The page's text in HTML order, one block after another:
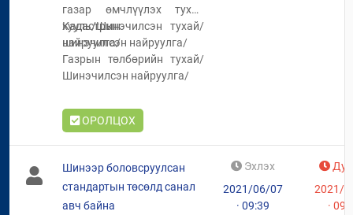
газар өмчлүүлэх тухай
хууль/Шинэчилсэн
найруулга/
Кадастрын тухай/
шинэчилсэн найруулга/
Газрын төлбөрийн тухай/
Шинэчилсэн найруулга/
ОРОЛЦОХ
Шинээр боловсруулсан
стандартын төсөлд санал
авч байна
Эхлэх
2021/06/07
· 09:39
2021/
·